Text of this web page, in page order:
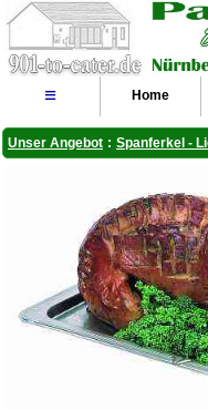
≡ Home
Unser Angebot : Spanferkel -